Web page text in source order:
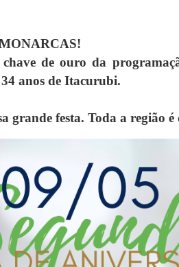
chave de ouro da
anos de Itacurubi.
grande festa. Toda a região